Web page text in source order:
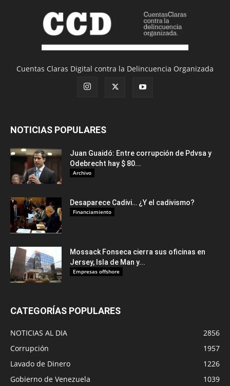
Cuentas Claras Digital contra la Delincuencia Organizada
NOTICIAS POPULARES
Juan Guaidó: Entre corrupción de Pdvsa y
Odebrecht hay $ 80...
Archivo
Desaparece Cadivi… ¿Y el cadivismo?
Financiamiento
Mossack Fonseca cierra sus oficinas en
Jersey, Isla de Man y...
Empresas offshore
CATEGORÍAS POPULARES
NOTICIAS AL DIA
2856
Corrupción
1957
Lavado de Dinero
1226
Gobierno de Venezuela
1039